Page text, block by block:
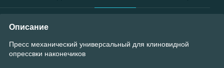
Описание
Пресс механический универсальный для клиновидной
опрессвки наконечиков